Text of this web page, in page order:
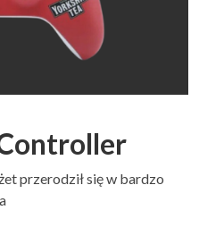
przerodził się w bardzo